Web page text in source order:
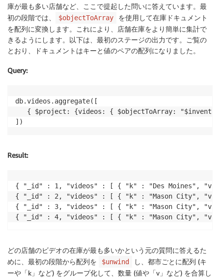
庫が最も多い店舗など、ここで提起した問いに答えています。最
初の段階では、
$objectToArray
を使用して在庫ドキュメント
を配列に変換します。これにより、店舗在庫をより簡単に集計で
きるようにします。以下は、最初のステージの出力です。ご覧の
とおり、ドキュメントはキーと値のペアの配列になりました。
Query:
db.videos.aggregate([
{ $project: {videos: { $objectToArray:
])
Result:
{ "_id" : 1, "videos" : [ { "k" : "Des Moines",
{ "_id" : 2, "videos" : [ { "k" : "Mason City", "v"
{ "_id" : 3, "videos" : [ { "k" : "Mason City",
どの店舗のビデオの在庫が最も多いかという元の質問に答えるた
めに、最初の段階から配列を
$unwind
し、都市ごとに配列 (キ
ーや「k」など) をグループ化して、数量 (値や「v」など) を合算し